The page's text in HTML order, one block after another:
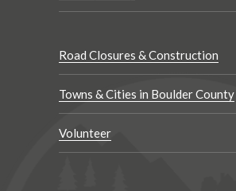
Road Closures & Construction
Towns & Cities in Boulder County
Volunteer